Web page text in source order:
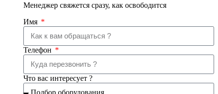
Менеджер свяжется сразу, как освободится
Имя
Телефон
Что вас интересует ?